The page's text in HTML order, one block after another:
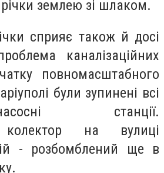
землею зі шлаком.
сприяє також й досі
каналізаційних
повномасштабного
були зупинені всі
насосні станції.
колектор на вулиці
- розбомблений ще в